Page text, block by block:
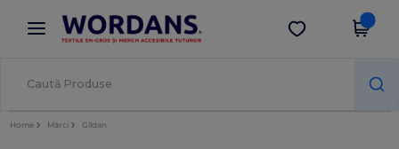
× Aplicația Wordans
Prețuri mai bune în aplicație!
Descarcă app
Home Mărci Gildan